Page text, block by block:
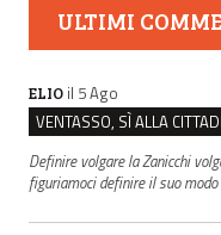
ULTIMI
ELIO il 5 Ago
Definire volgare la Zanicchi
figuriamoci definire il suo